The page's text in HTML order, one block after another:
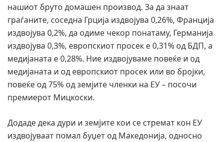
нашиот бруто домашен производ. За да знаат
граѓаните, соседна Грција издвојува 0,26%, Франција
издвојува 0,2%, да одиме чекор понатаму, Германија
издвојува 0,3%, европскиот просек е 0,31% од БДП, а
медијаната е 0,28%. Ние издвојуваме повеќе и од
медијаната и од европскиот просек или во бројки,
повеќе од 75% од земјите членки на ЕУ – посочи
премиерот Мицкоски.
Додаде дека дури и земјите кои се стремат кон ЕУ
издвојуваат помал буџет од Македонија, односно